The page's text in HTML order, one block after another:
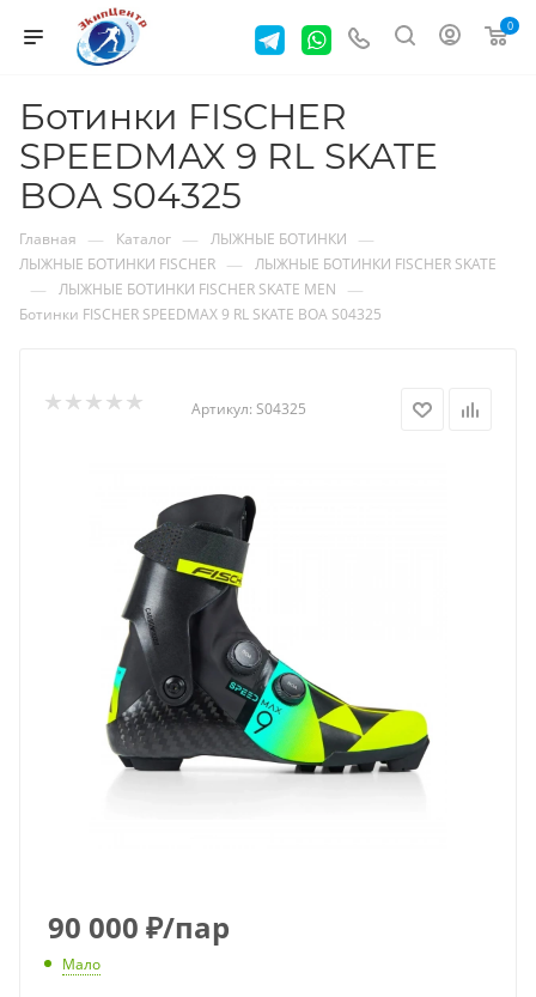
0
Ботинки FISCHER
SPEEDMAX 9 RL SKATE
BOA S04325
Главная — Каталог — ЛЫЖНЫЕ БОТИНКИ —
ЛЫЖНЫЕ БОТИНКИ FISCHER — ЛЫЖНЫЕ БОТИНКИ FISCHER SKATE
— ЛЫЖНЫЕ БОТИНКИ FISCHER SKATE MEN —
Ботинки FISCHER SPEEDMAX 9 RL SKATE BOA S04325
Артикул: S04325
90 000 ₽/пар
Мало